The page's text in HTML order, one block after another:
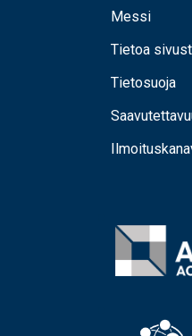
Messi
Tietoa
Tietosuoja
Image
Image